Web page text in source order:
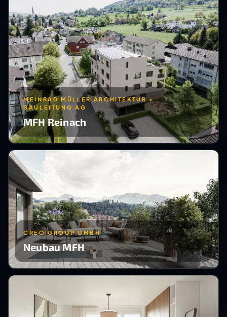
MEINRAD MÜLLER ARCHITEKTUR +
BAULEITUNG AG
MFH Reinach
CREO GROUP GMBH
Neubau MFH